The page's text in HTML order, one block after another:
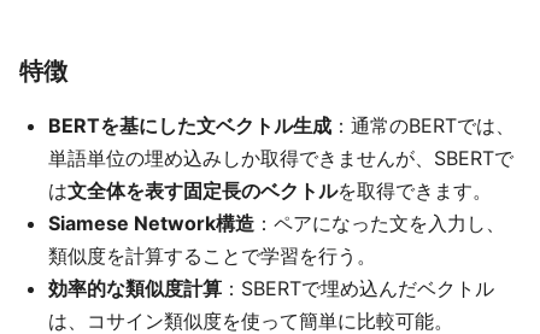
特徴
BERTを基にした文ベクトル生成 ：通常のBERTでは、
単語単位の埋め込みしか取得できませんが、SBERTで
は文全体を表す固定長のベクトルを取得できます。
Siamese Network構造 ：ペアになった文を入力し、
類似度を計算することで学習を行う。
効率的な類似度計算 ：SBERTで埋め込んだベクトル
は、コサイン類似度を使って簡単に比較可能。